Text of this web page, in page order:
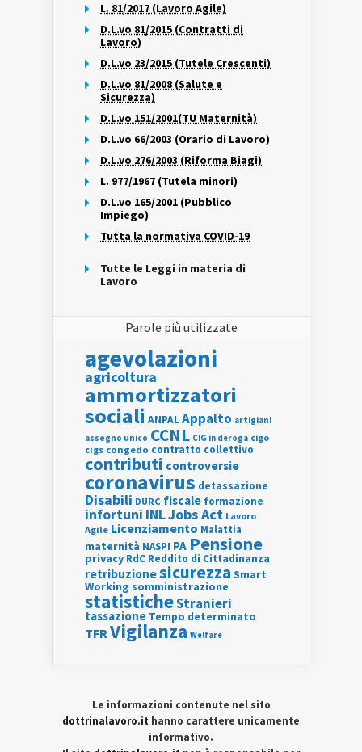
L. 81/2017 (Lavoro Agile)
D.L.vo 81/2015 (Contratti di
Lavoro)
D.L.vo 23/2015 (Tutele Crescenti)
D.L.vo 81/2008 (Salute e
Sicurezza)
D.L.vo 151/2001(TU Maternità)
D.L.vo 66/2003 (Orario di Lavoro)
D.L.vo 276/2003 (Riforma Biagi)
L. 977/1967 (Tutela minori)
D.L.vo 165/2001 (Pubblico
Impiego)
Tutta la normativa COVID-19
Tutte le Leggi in materia di
Lavoro
Parole più utilizzate
agevolazioni
agricoltura
ammortizzatori
sociali ANPALAppalto artigiani
assegno unico CCNL CIG in deroga cigo
cigs congedo contratto collettivo
contributi controversie
coronavirus detassazione
Disabili DURC fiscale formazione
infortuni INLJobs Act Lavoro
Agile Licenziamento Malattia
maternità NASPI PA Pensione
privacy RdC Reddito di Cittadinanza
retribuzionesicurezza Smart
Working somministrazione
statisticheStranieri
tassazione Tempo determinato
TFRVigilanza Welfare
Le informazioni contenute nel sito
dottrinalavoro.it hanno carattere unicamente
informativo.